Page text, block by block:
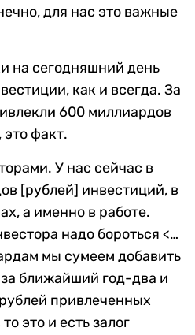
для нас это важные
на сегодняшний день
как и всегда. За
600 миллиардов
факт.
У нас сейчас в
[рублей] инвестиций, в
а именно в работе.
надо бороться <…
мы сумеем добавить
ближайший год-два и
привлеченных
это и есть залог